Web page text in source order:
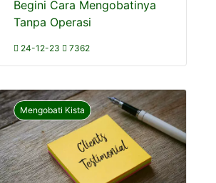
Begini Cara Mengobatinya
Tanpa Operasi
24-12-23 7362
Mengobati Kista